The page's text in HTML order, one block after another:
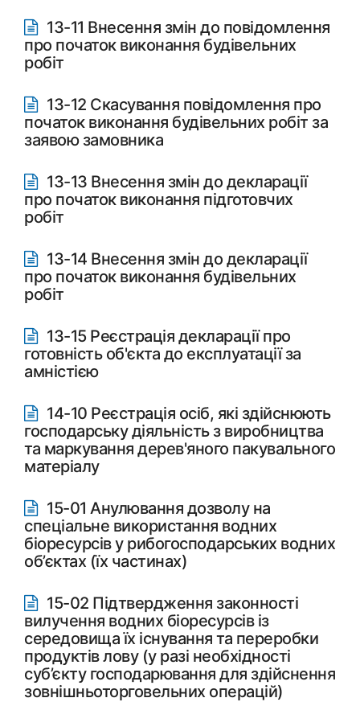
13-11 Внесення змін до повідомлення
про початок виконання будівельних
робіт
13-12 Скасування повідомлення про
початок виконання будівельних робіт за
заявою замовника
13-13 Внесення змін до декларації
про початок виконання підготовчих
робіт
13-14 Внесення змін до декларації
про початок виконання будівельних
робіт
13-15 Реєстрація декларації про
готовність об'єкта до експлуатації за
амністією
14-10 Реєстрація осіб, які здійснюють
господарську діяльність з виробництва
та маркування дерев'яного пакувального
матеріалу
15-01 Анулювання дозволу на
спеціальне використання водних
біоресурсів у рибогосподарських водних
об’єктах (їх частинах)
15-02 Підтвердження законності
вилучення водних біоресурсів із
середовища їх існування та переробки
продуктів лову (у разі необхідності
суб’єкту господарювання для здійснення
зовнішньоторговельних операцій)